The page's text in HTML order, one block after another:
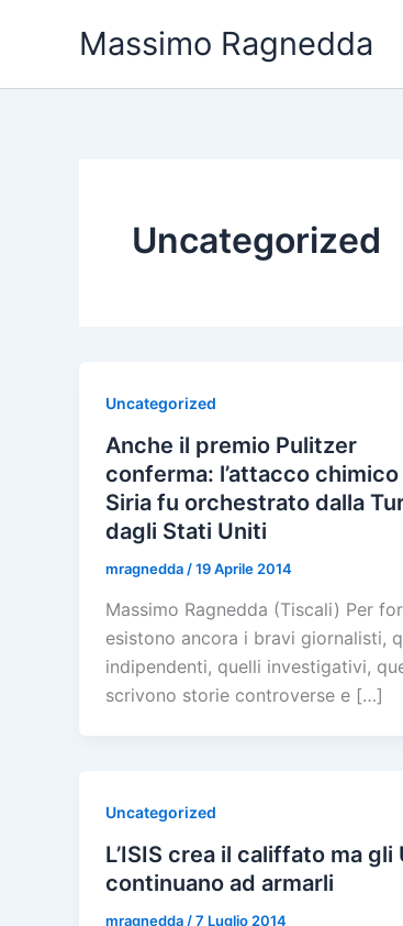
Massimo Ragnedda
Uncategorized
Uncategorized
Anche il premio Pulitzer
conferma: l’attacco chimico
Siria fu orchestrato dalla
dagli Stati Uniti
mragnedda /19 Aprile 2014
Massimo Ragnedda (Tiscali) Per
esistono ancora i bravi giornalisti,
indipendenti, quelli investigativi,
scrivono storie controverse e […]
Uncategorized
L’ISIS crea il califfato ma gli
continuano ad armarli
mragnedda /7 Luglio 2014